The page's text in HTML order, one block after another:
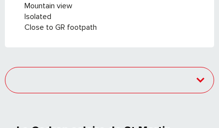
Mountain view
Isolated
Close to GR footpath